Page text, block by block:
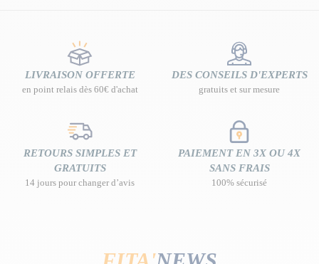
LIVRAISON OFFERTE
en point relais dès 60€ d'achat
DES CONSEILS D'EXPERTS
gratuits et sur mesure
RETOURS SIMPLES ET
GRATUITS
14 jours pour changer d’avis
PAIEMENT EN 3X OU 4X
SANS FRAIS
100% sécurisé